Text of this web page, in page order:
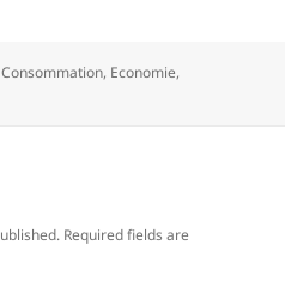
Categories
Consommation, Economie,
Required fields are